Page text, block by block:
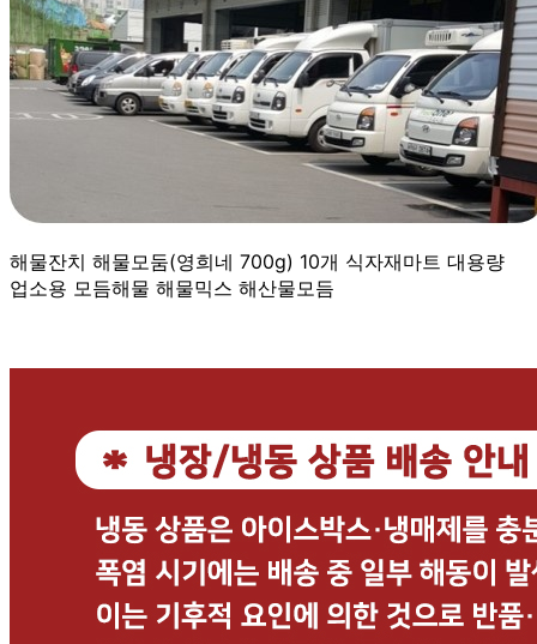
해물잔치 해물모둠(영희네 700g) 10개 식자재마트 대용량
업소용 모듬해물 해물믹스 해산물모듬